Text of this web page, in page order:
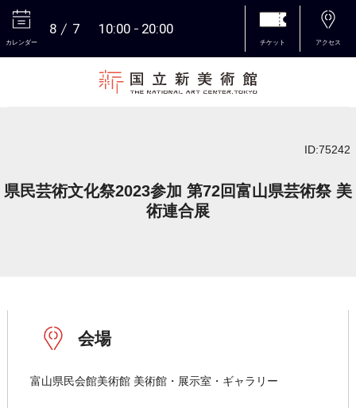
カレンダー
8 7 10:00 20:00
チケット アクセス
ID:75242
県民芸術文化祭2023参加 第72回富山県芸術祭 美
術連合展
会場
富山県民会館美術館 美術館・展示室・ギャラリー